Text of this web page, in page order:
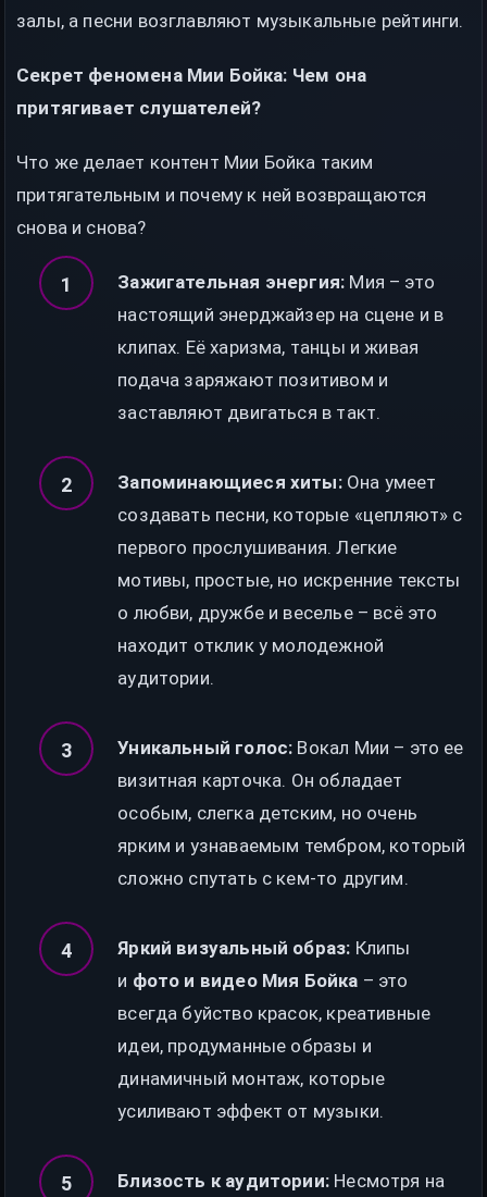
залы, а песни возглавляют музыкальные рейтинги.
Секрет феномена Мии Бойка: Чем она
притягивает слушателей?
Что же делает контент Мии Бойка таким
притягательным и почему к ней возвращаются
снова и снова?
Зажигательная энергия: Мия – это
настоящий энерджайзер на сцене и в
клипах. Её харизма, танцы и живая
подача заряжают позитивом и
заставляют двигаться в такт.
Запоминающиеся хиты:Она умеет
создавать песни, которые «цепляют» с
первого прослушивания. Легкие
мотивы, простые, но искренние тексты
о любви, дружбе и веселье – всё это
находит отклик у молодежной
аудитории.
Уникальный голос: Вокал Мии – это ее
визитная карточка. Он обладает
особым, слегка детским, но очень
ярким и узнаваемым тембром, который
сложно спутать с кем-то другим.
Яркий визуальный образ: Клипы
и фото и видео Мия Бойка – это
всегда буйство красок, креативные
идеи, продуманные образы и
динамичный монтаж, которые
усиливают эффект от музыки.
Близость к аудитории:Несмотря на